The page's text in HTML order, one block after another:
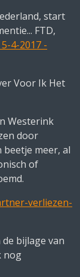
start
FTD,
4-2017 -
Voor Ik Het
Westerink
door
beetje meer, al
of
verliezen-
bijlage van
nog